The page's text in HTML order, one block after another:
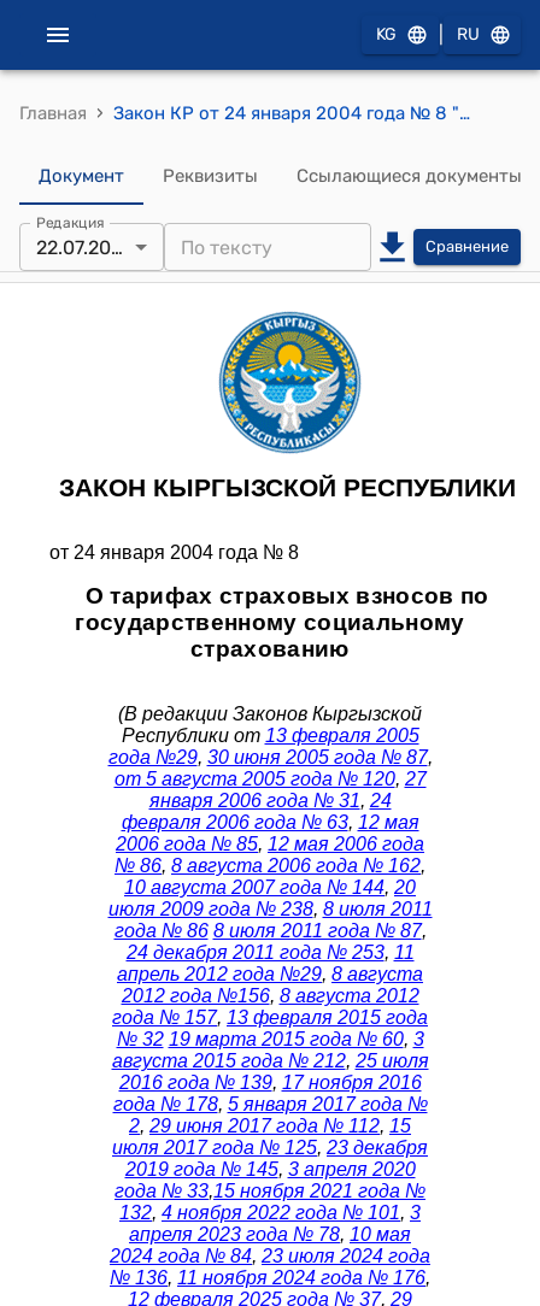
KG RU
Главная › Закон КР от 24 января 2004 года № 8 "О тарифах страховых взносов по государственному социальному страхованию"
Документ Реквизиты Ссылающиеся документы
Редакция
22.07.2026 Сравнение